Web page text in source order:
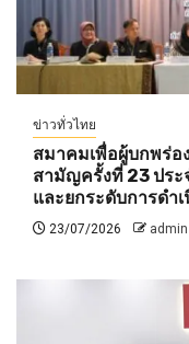
ข่าวทั่วไทย
สมาคมเพื่อผู้บกพร่อ
สามัญครั้งที่ 23 ปร
และยกระดับการดำ
23/07/2026 admin